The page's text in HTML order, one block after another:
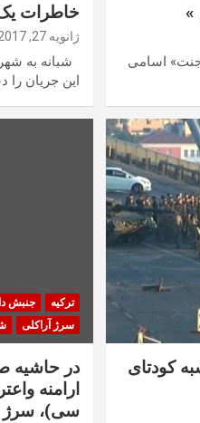
»
اسامی
خاطرات
ژانویه 27, 2017
شبانه به
این جریان را
کودتای
ترکیه جنبش
سرژ آراکلی
در حاشیه
ارامنه
سی)، سرژ